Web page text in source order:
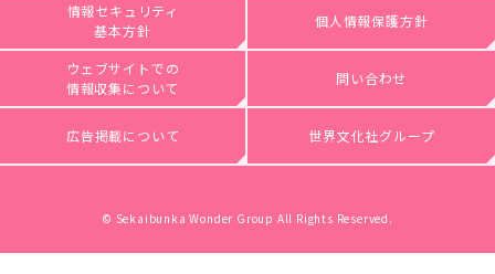
情報セキュリティ
基本方針
個人情報保護方針
ウェブサイトでの
情報収集について
問い合わせ
広告掲載について 世界文化社グループ
© Sekaibunka Wonder Group All Rights Reserved.